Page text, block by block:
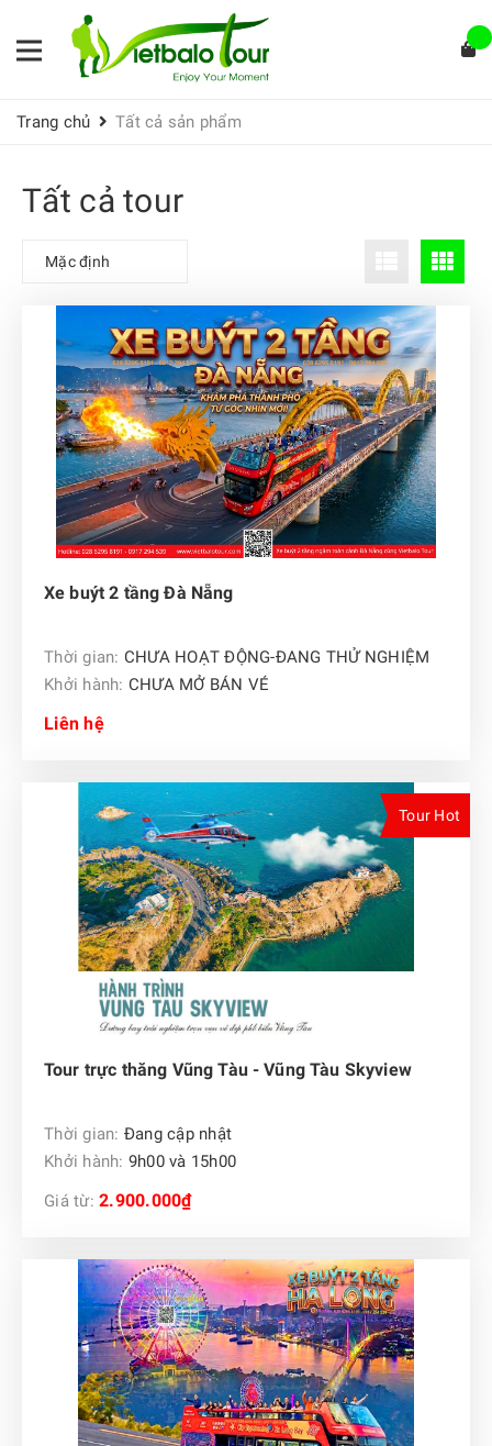
Trang chủ Tất cả sản phẩm
Tất cả tour
Mặc định
Xe buýt 2 tầng Đà Nẵng
Thời gian: CHƯA HOẠT ĐỘNG-ĐANG THỬ NGHIỆM
Khởi hành: CHƯA MỞ BÁN VÉ
Liên hệ
Tour Hot
Tour trực thăng Vũng Tàu - Vũng Tàu Skyview
Thời gian: Đang cập nhật
Khởi hành: 9h00 và 15h00
Giá từ: 2.900.000₫